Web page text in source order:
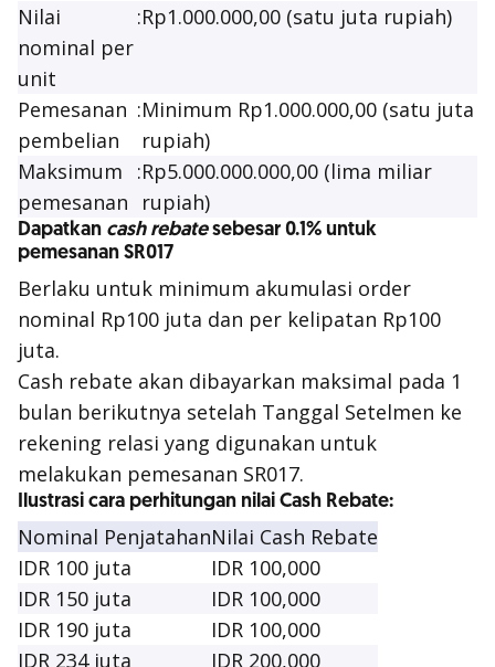
Nilai
nominal per
unit
:Rp1.000.000,00 (satu juta rupiah)
Pemesanan
pembelian
:Minimum Rp1.000.000,00 (satu juta
rupiah)
Maksimum
pemesanan
:Rp5.000.000.000,00 (lima miliar
rupiah)
Dapatkan cash rebatesebesar 0.1% untuk
pemesanan SR017
Berlaku untuk minimum akumulasi order
nominal Rp100 juta dan per kelipatan Rp100
juta.
Cash rebate akan dibayarkan maksimal pada 1
bulan berikutnya setelah Tanggal Setelmen ke
rekening relasi yang digunakan untuk
melakukan pemesanan SR017.
Ilustrasi cara perhitungan nilai Cash Rebate:
Nominal PenjatahanNilai Cash Rebate
IDR 100 juta
IDR 100,000
IDR 150 juta
IDR 100,000
IDR 190 juta
IDR 100,000
IDR 234 juta
IDR 200,000